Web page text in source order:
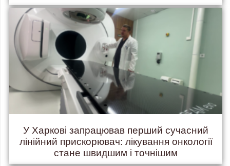
У Харкові запрацював перший сучасний
лінійний прискорювач: лікування онкології
стане швидшим і точнішим